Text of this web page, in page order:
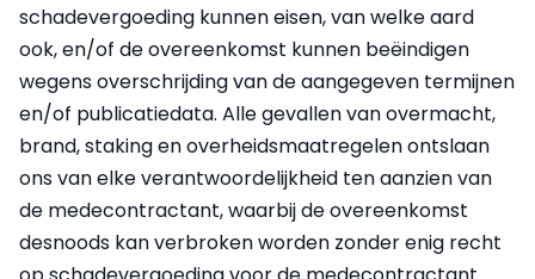
schadevergoeding kunnen eisen, van welke aard
ook, en/of de overeenkomst kunnen beëindigen
wegens overschrijding van de aangegeven termijnen
en/of publicatiedata. Alle gevallen van overmacht,
brand, staking en overheidsmaatregelen ontslaan
ons van elke verantwoordelijkheid ten aanzien van
de medecontractant, waarbij de overeenkomst
desnoods kan verbroken worden zonder enig recht